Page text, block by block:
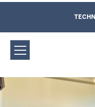
Amtsgericht
Sitzungstermine
Direkt zum Inhalt
Leichte Sprache,
und